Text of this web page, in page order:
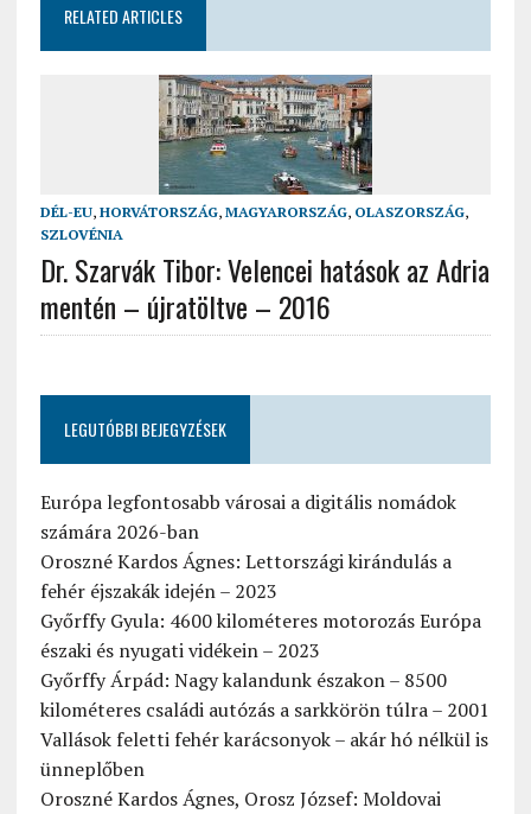
RELATED ARTICLES
DÉL-EU, HORVÁTORSZÁG, MAGYARORSZÁG, OLASZORSZÁG,
SZLOVÉNIA
Dr. Szarvák Tibor: Velencei hatások az Adria
mentén – újratöltve – 2016
LEGUTÓBBI BEJEGYZÉSEK
Európa legfontosabb városai a digitális nomádok
számára 2026-ban
Oroszné Kardos Ágnes: Lettországi kirándulás a
fehér éjszakák idején – 2023
Győrffy Gyula: 4600 kilométeres motorozás Európa
északi és nyugati vidékein – 2023
Győrffy Árpád: Nagy kalandunk északon – 8500
kilométeres családi autózás a sarkkörön túlra – 2001
Vallások feletti fehér karácsonyok – akár hó nélkül is
ünneplőben
Oroszné Kardos Ágnes, Orosz József: Moldovai